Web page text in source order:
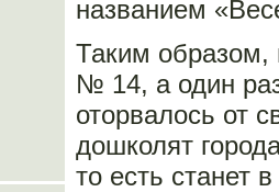
названием
Таким образом,
№ 14, а один
оторвалось от
дошколят
то есть станет